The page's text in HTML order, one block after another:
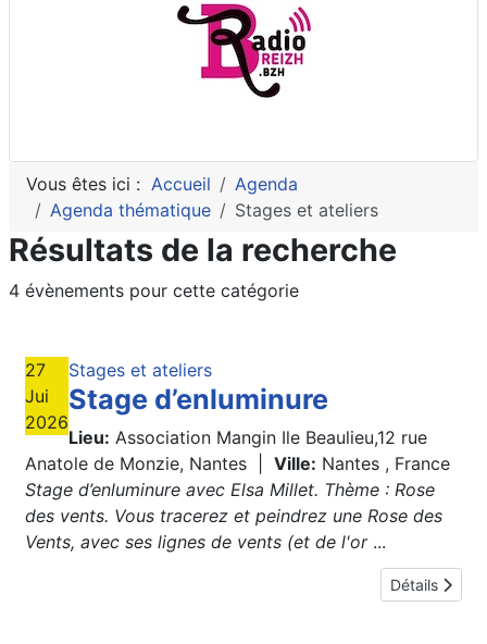
Vous êtes ici : Accueil
Agenda
Agenda thématique
Stages et ateliers
Résultats de la recherche
4 évènements pour cette catégorie
27
Jui
2026
Stages et ateliers
Stage d’enluminure
Lieu: Association Mangin Ile Beaulieu,12 rue
Anatole de Monzie, Nantes
Ville: Nantes , France
Stage d’enluminure avec Elsa Millet. Thème : Rose
des vents. Vous tracerez et peindrez une Rose des
Vents, avec ses lignes de vents (et de l'or...
Détails